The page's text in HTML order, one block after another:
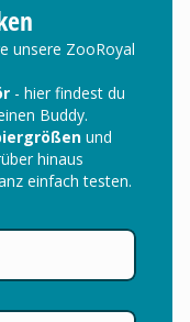
unsere ZooRoyal
- hier findest du
Buddy.
und
hinaus
einfach testen.